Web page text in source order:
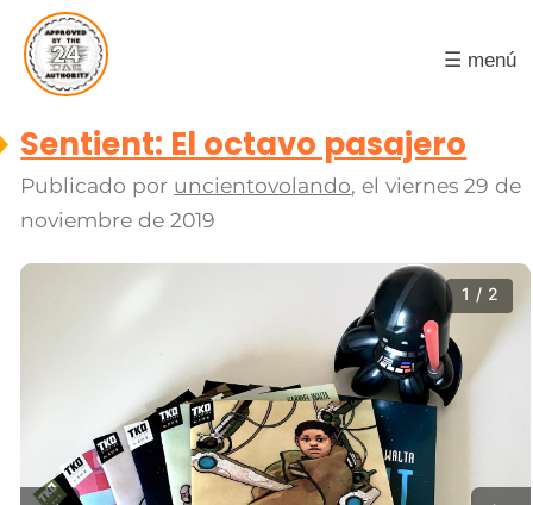
☰ menú
Sentient: El octavo pasajero
Publicado por uncientovolando, elviernes 29 de
noviembre de 2019
1 / 2